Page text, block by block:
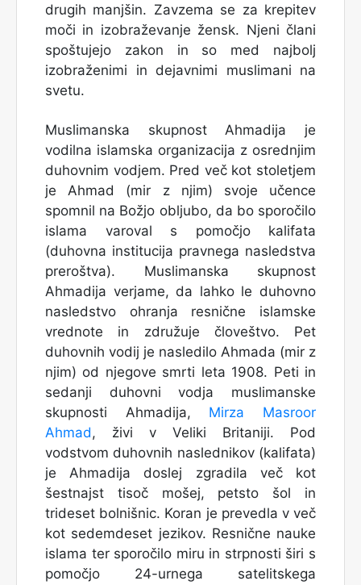
drugih manjšin. Zavzema se za krepitev
moči in izobraževanje žensk. Njeni člani
spoštujejo zakon in so med najbolj
izobraženimi in dejavnimi muslimani na
svetu.
Muslimanska skupnost Ahmadija je
vodilna islamska organizacija z osrednjim
duhovnim vodjem. Pred več kot stoletjem
je Ahmad (mir z njim) svoje učence
spomnil na Božjo obljubo, da bo sporočilo
islama varoval s pomočjo kalifata
(duhovna institucija pravnega nasledstva
preroštva). Muslimanska skupnost
Ahmadija verjame, da lahko le duhovno
nasledstvo ohranja resnične islamske
vrednote in združuje človeštvo. Pet
duhovnih vodij je nasledilo Ahmada (mir z
njim) od njegove smrti leta 1908. Peti in
sedanji duhovni vodja muslimanske
skupnosti Ahmadija, Mirza Masroor
Ahmad, živi v Veliki Britaniji. Pod
vodstvom duhovnih naslednikov (kalifata)
je Ahmadija doslej zgradila več kot
šestnajst tisoč mošej, petsto šol in
trideset bolnišnic. Koran je prevedla v več
kot sedemdeset jezikov. Resnične nauke
islama ter sporočilo miru in strpnosti širi s
pomočjo 24-urnega satelitskega